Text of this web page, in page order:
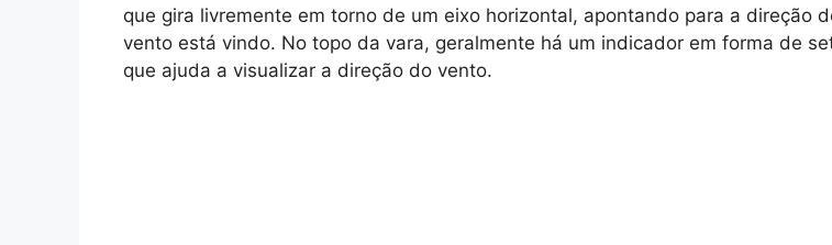
que gira livremente em torno de um eixo horizontal, apontando para a direção
vento está vindo. No topo da vara, geralmente há um indicador em forma de
que ajuda a visualizar a direção do vento.